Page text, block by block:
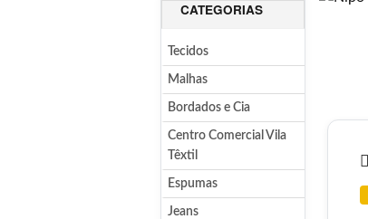
CATEGORIAS
Tecidos
Malhas
Bordados e Cia
Centro Comercial Vila
Têxtil
Espumas
Jeans